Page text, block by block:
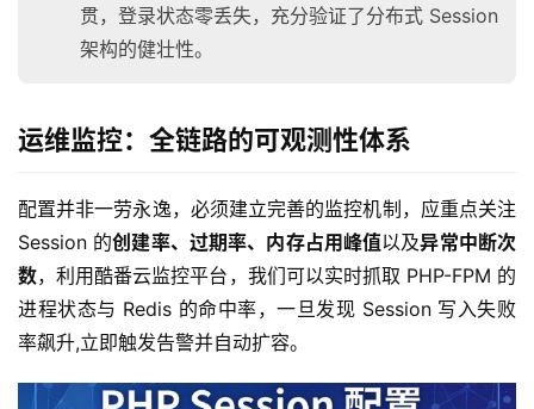
与
务
互
联
网
+
贯，登录状态零丢失，充分验证了分布式 Session
架构的健壮性。
运维监控：全链路的可观测性体系
配置并非一劳永逸，必须建立完善的监控机制，应重点关注
Session 的创建率、过期率、内存占用峰值以及异常中断次
数，利用酷番云监控平台，我们可以实时抓取 PHP-FPM 的
进程状态与 Redis 的命中率，一旦发现 Session 写入失败
率飙升,立即触发告警并自动扩容。